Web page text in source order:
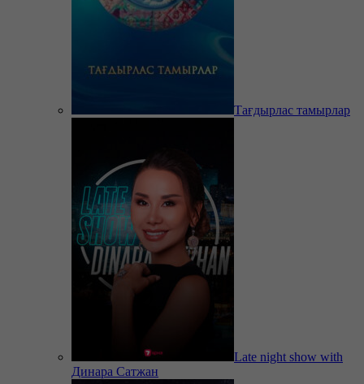
Тағдырлас тамырлар
Late night show with
Динара Сатжан